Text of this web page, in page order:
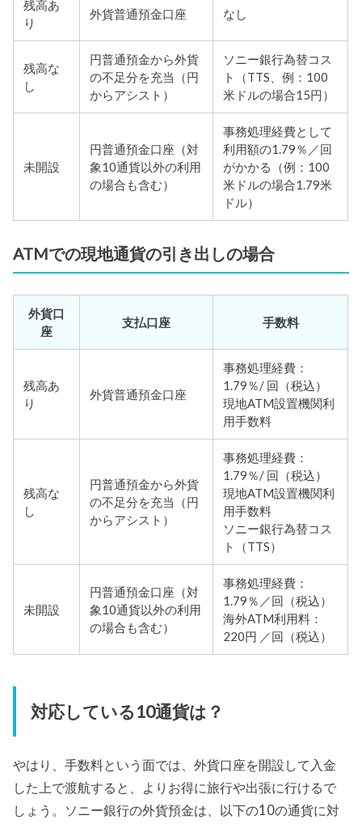
残高あ
り
外貨普通預金口座 なし
残高な
し
円普通預金から外貨
の不足分を充当（円
からアシスト）
ソニー銀行為替コス
ト（TTS、例：100
米ドルの場合15円）
未開設
円普通預金口座（対
象10通貨以外の利用
の場合も含む）
事務処理経費として
利用額の1.79％／回
がかかる（例：100
米ドルの場合1.79米
ドル）
ATMでの現地通貨の引き出しの場合
外貨口
座
支払口座 手数料
残高あ
り
外貨普通預金口座
事務処理経費：
1.79％/ 回（税込）
現地ATM設置機関利
用手数料
残高な
し
円普通預金から外貨
の不足分を充当（円
からアシスト）
事務処理経費：
1.79％/ 回（税込）
現地ATM設置機関利
用手数料
ソニー銀行為替コス
ト（TTS）
未開設
円普通預金口座（対
象10通貨以外の利用
の場合も含む）
事務処理経費：
1.79％／回（税込）
海外ATM利用料：
220円 ／回（税込）
対応している10通貨は？
やはり、手数料という面では、外貨口座を開設して入金
した上で渡航すると、よりお得に旅行や出張に行けるで
しょう。ソニー銀行の外貨預金は、以下の10の通貨に対